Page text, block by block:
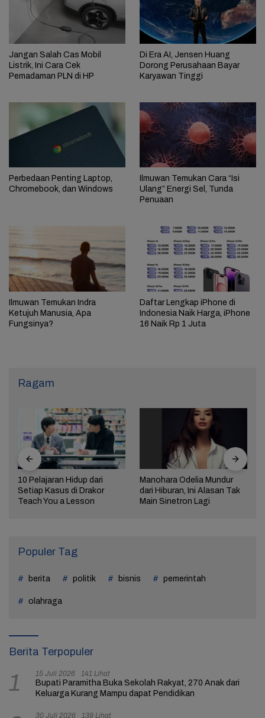
Jangan Salah Cas Mobil
Listrik, Ini Cara Cek
Pemadaman PLN di HP
Di Era AI, Jensen Huang
Dorong Perusahaan Bayar
Karyawan Tinggi
Perbedaan Penting Laptop,
Chromebook, dan Windows
Ilmuwan Temukan Cara “Isi
Ulang” Energi Sel, Tunda
Penuaan
Ilmuwan Temukan Indra
Ketujuh Manusia, Apa
Fungsinya?
Daftar Lengkap iPhone di
Indonesia Naik Harga, iPhone
16 Naik Rp 1 Juta
Ragam
10 Pelajaran Hidup dari
Setiap Kasus di Drakor
Teach You a Lesson
Manohara Odelia Mundur
dari Hiburan, Ini Alasan Tak
Main Sinetron Lagi
Populer Tag
berita politik bisnis pemerintah
olahraga
Berita Terpopuler
1 15 Juli 2026 141 Lihat
Bupati Paramitha Buka Sekolah Rakyat, 270 Anak dari
Keluarga Kurang Mampu dapat Pendidikan
30 Juli 2026 139 Lihat